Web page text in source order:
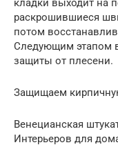
кладки выходит на
раскрошившиеся
потом
Следующим этапом
защиты от плесени.
Защищаем
Венецианская
Интерьеров для